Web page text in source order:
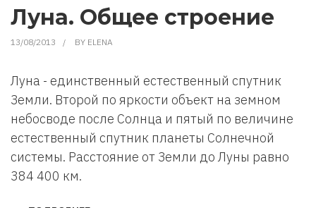
Луна. Общее строение
13/08/2013 BY ELENA
Луна - единственный естественный спутник
Земли. Второй по яркости объект на земном
небосводе после Солнца и пятый по величине
естественный спутник планеты Солнечной
системы. Расстояние от Земли до Луны равно
384 400 км.